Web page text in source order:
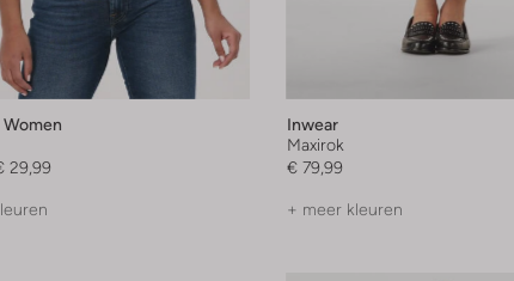
29,99
Inwear
Maxirok
€ 79,99
+ meer kleuren